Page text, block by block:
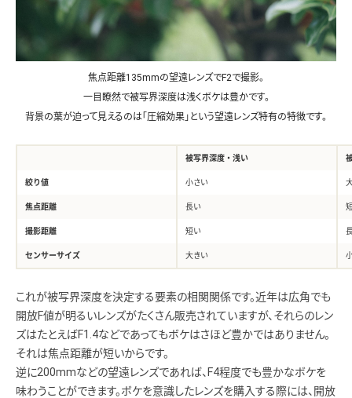
焦点距離135mmの望遠レンズでF2で撮影。
一目瞭然で被写界深度は浅くボケは豊かです。
背景の葉が迫って見えるのは「圧縮効果」という望遠レンズ特有の特徴です。
被写界深度・浅い
絞り値 小さい
焦点距離 長い
撮影距離 短い
センサーサイズ 大きい
これが被写界深度を決定する要素の相関関係です。近年は広角でも
開放F値が明るいレンズがたくさん販売されていますが、それらのレン
ズはたとえばF1.4などであってもボケはさほど豊かではありません。
それは焦点距離が短いからです。
逆に200mmなどの望遠レンズであれば、F4程度でも豊かなボケを
味わうことができます。ボケを意識したレンズを購入する際には、開放